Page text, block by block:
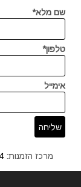
שם מלא*
טלפון*
אימייל
מרכז הזמנות: